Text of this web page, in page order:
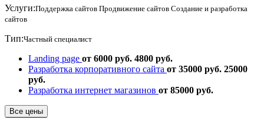
Услуги:Поддержка сайтов Продвижение сайтов Создание и разработка
сайтов
Тип:Частный специалист
Landing page от 6000 руб. 4800 руб.
Разработка корпоративного сайта от 35000 руб. 25000
руб.
Разработка интернет магазинов от 85000 руб.
Все цены